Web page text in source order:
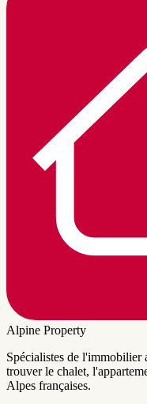
Alpine Property
Spécialistes de l'immobilier
trouver le chalet,
Alpes françaises.